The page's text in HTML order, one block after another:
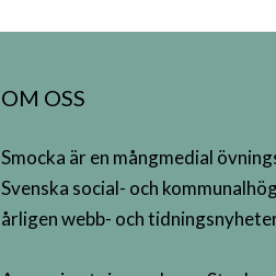
OM OSS
Smocka är en mångmedial
Svenska social- och
årligen webb- och